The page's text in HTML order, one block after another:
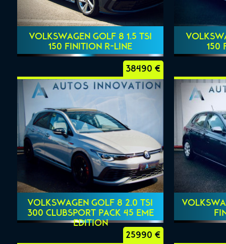
VOLKSWAGEN GOLF 8 1.5 TSI
150 FINITION R-LINE
150
38490 €
VOLKSWAGEN GOLF 8 2.0 TSI
300 CLUBSPORT PACK 45 EME
EDITION
25990 €